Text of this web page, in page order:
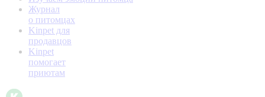
Журнал
о питомцах
Kinpet для
продавцов
Kinpet
помогает
приютам